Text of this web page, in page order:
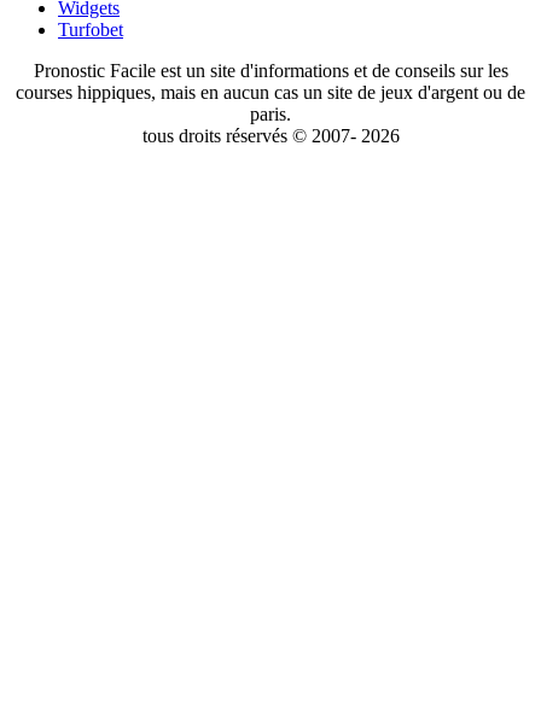
Widgets
Turfobet
Pronostic Facile est un site d'informations et de conseils sur les
courses hippiques, mais en aucun cas un site de jeux d'argent ou de
paris.
tous droits réservés © 2007- 2026